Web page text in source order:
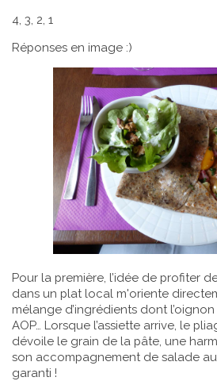
4, 3, 2, 1
Réponses en image :)
Pour la première, l’idée de profiter
dans un plat local m'oriente
mélange d’ingrédients dont
AOP… Lorsque l’assiette arrive, le
dévoile le grain de la pâte, une
son accompagnement de salade
garanti !